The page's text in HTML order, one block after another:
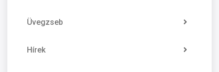
Üvegzseb
Hírek